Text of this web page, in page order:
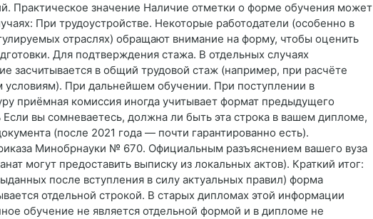
Практическое значение Наличие отметки о форме обучения может
При трудоустройстве. Некоторые работодатели (особенно в
отраслях) обращают внимание на форму, чтобы оценить
Для подтверждения стажа. В отдельных случаях
засчитывается в общий трудовой стаж (например, при расчёте
При дальнейшем обучении. При поступлении в
приёмная комиссия иногда учитывает формат предыдущего
Если вы сомневаетесь, должна ли быть эта строка в вашем дипломе,
(после 2021 года — почти гарантированно есть).
Минобрнауки № 670. Официальным разъяснением вашего вуза
могут предоставить выписку из локальных актов). Краткий итог:
после вступления в силу актуальных правил) форма
отдельной строкой. В старых дипломах этой информации
обучение не является отдельной формой и в дипломе не